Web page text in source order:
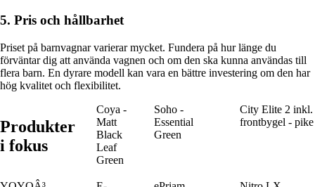
5. Pris och hållbarhet
Priset på barnvagnar varierar mycket. Fundera på hur länge du
förväntar dig att använda vagnen och om den ska kunna användas till
flera barn. En dyrare modell kan vara en bättre investering om den har
hög kvalitet och flexibilitet.
Produkter
i fokus
Coya -
Matt
Black
Leaf
Green
Soho -
Essential
Green
City Elite 2 inkl.
frontbygel - pike